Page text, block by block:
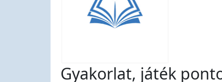
Gyakorlat, játék